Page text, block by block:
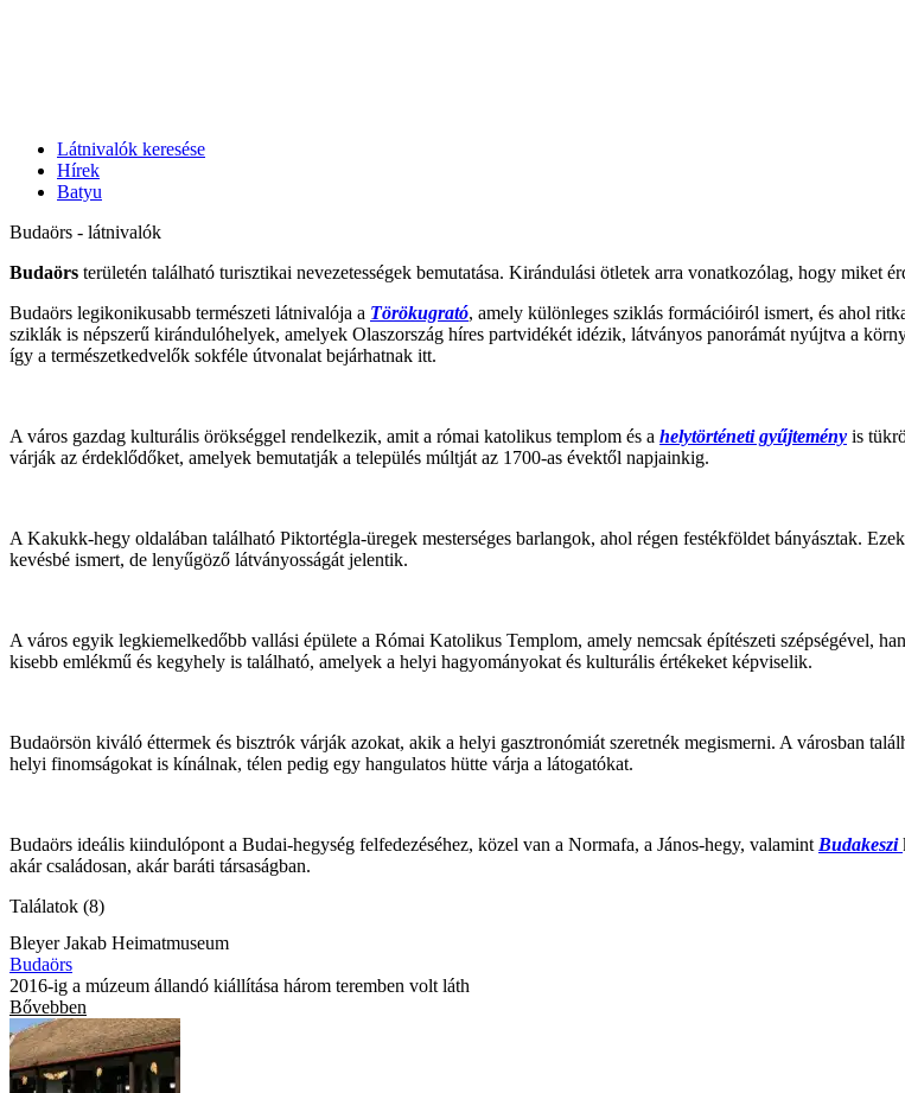
Látnivalók keresése
Hírek
Batyu
Budaörs - látnivalók
Budaörs területén található turisztikai nevezetességek bemutatása. Kirándulási ötletek arra vonatkozólag, hogy miket
Budaörs legikonikusabb természeti látnivalója a Törökugrató, amely különleges sziklás formációiról ismert, és ahol
sziklák is népszerű kirándulóhelyek, amelyek Olaszország híres partvidékét idézik, látványos panorámát nyújtva a
így a természetkedvelők sokféle útvonalat bejárhatnak itt​.
A város gazdag kulturális örökséggel rendelkezik, amit a római katolikus templom és a helytörténeti gyűjtemény is
várják az érdeklődőket, amelyek bemutatják a település múltját az 1700-as évektől napjainkig​.
A Kakukk-hegy oldalában található Piktortégla-üregek mesterséges barlangok, ahol régen festékföldet bányásztak.
kevésbé ismert, de lenyűgöző látványosságát jelentik​.
A város egyik legkiemelkedőbb vallási épülete a Római Katolikus Templom, amely nemcsak építészeti szépségével,
kisebb emlékmű és kegyhely is található, amelyek a helyi hagyományokat és kulturális értékeket képviselik.
Budaörsön kiváló éttermek és bisztrók várják azokat, akik a helyi gasztronómiát szeretnék megismerni. A városban
helyi finomságokat is kínálnak, télen pedig egy hangulatos hütte várja a látogatókat​.
Budaörs ideális kiindulópont a Budai-hegység felfedezéséhez, közel van a Normafa, a János-hegy, valamint Budakeszi
akár családosan, akár baráti társaságban.
Találatok (8)
Bleyer Jakab Heimatmuseum
Budaörs
2016-ig a múzeum állandó kiállítása három teremben volt láth
Bővebben